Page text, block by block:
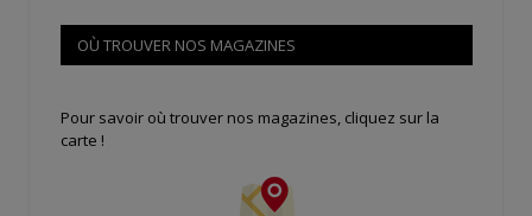
OÙ TROUVER NOS MAGAZINES
Pour savoir où trouver nos magazines, cliquez sur la
carte !